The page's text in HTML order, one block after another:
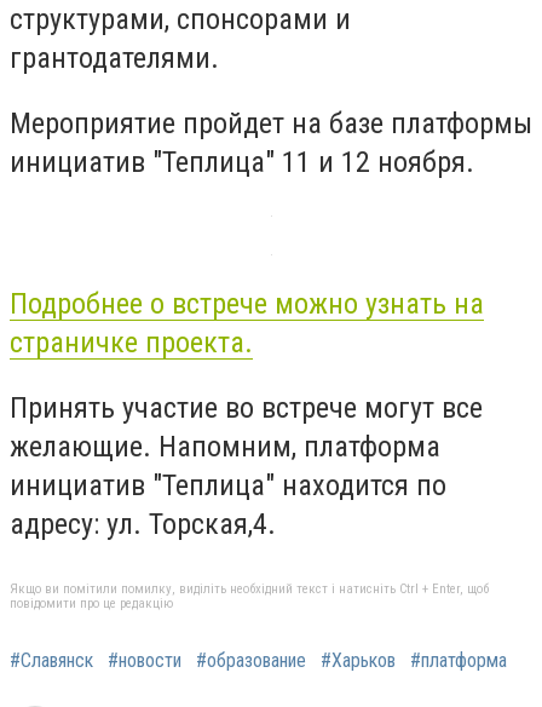
структурами, спонсорами и
грантодателями.
Мероприятие пройдет на базе платформы
инициатив "Теплица" 11 и 12 ноября.
Подробнее о встрече можно узнать на
страничке проекта.
Принять участие во встрече могут все
желающие. Напомним, платформа
инициатив "Теплица" находится по
адресу: ул. Торская,4.
Якщо ви помітили помилку, виділіть необхідний текст і натисніть Ctrl + Enter, щоб
повідомити про це редакцію
#Славянск #новости #образование #Харьков #платформа